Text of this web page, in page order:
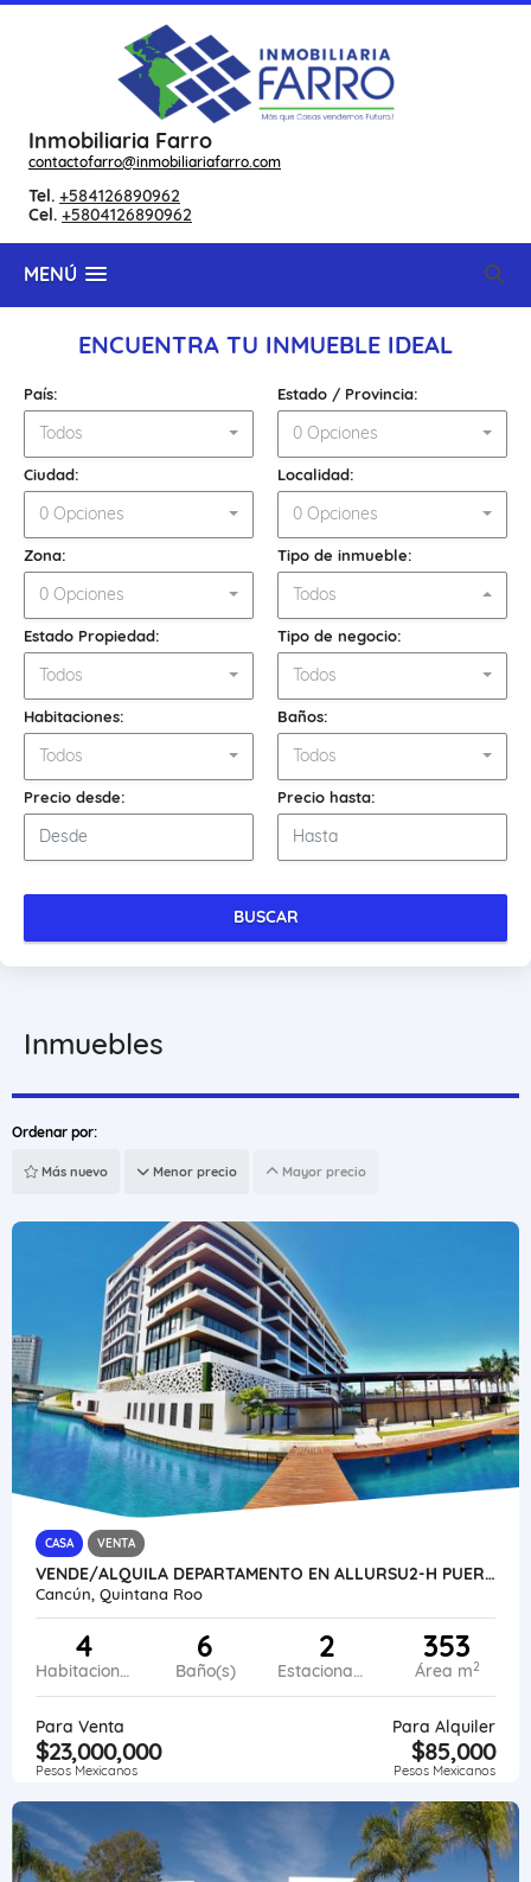
Inmobiliaria Farro
contactofarro@inmobiliariafarro.com
Tel. +584126890962
Cel. +5804126890962
MENÚ
ENCUENTRA TU INMUEBLE IDEAL
País:
Todos
Estado / Provincia:
0 Opciones
Ciudad:
0 Opciones
Localidad:
0 Opciones
Zona:
0 Opciones
Tipo de inmueble:
Todos
Estado Propiedad:
Todos
Tipo de negocio:
Todos
Habitaciones:
Todos
Baños:
Todos
Precio desde: Precio hasta:
BUSCAR
Inmuebles
Ordenar por:
Más nuevo Menor precio Mayor precio
CASA VENTA
VENDE/ALQUILA DEPARTAMENTO EN ALLURSU2-H PUERTO CANCUN VE02-382MEX-CO
Cancún, Quintana Roo
4
Habitaciones
6
Baño(s)
2
Estacionamiento
353
Área m2
Para Venta
$23,000,000
Pesos Mexicanos
Para Alquiler
$85,000
Pesos Mexicanos